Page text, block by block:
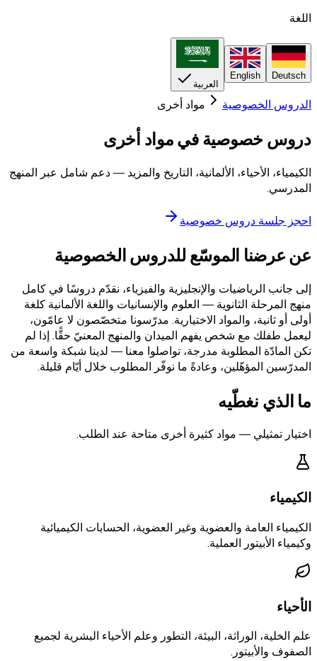
اللغة
Deutsch
English
العربية
الدروس الخصوصية مواد أخرى
دروس خصوصية في مواد أخرى
الكيمياء، الأحياء، الألمانية، التاريخ والمزيد — دعم شامل عبر المنهج
المدرسي.
احجز جلسة دروس خصوصية
عن عرضنا الموسّع للدروس الخصوصية
إلى جانب الرياضيات والإنجليزية والفيزياء، نقدّم دروسًا في كامل
منهج المرحلة الثانوية — العلوم والإنسانيات واللغة الألمانية كلغة
أولى أو ثانية، والمواد الاختيارية. مدرّسونا متخصّصون لا عامّون،
ليعمل طفلك مع شخص يفهم الميدان والمنهج المعنيّ حقًّا. إذا لم
تكن المادّة المطلوبة مدرجة، تواصلوا معنا — لدينا شبكة واسعة من
المدرّسين المؤهّلين، وعادةً ما نوفّر المطلوب خلال أيّام قليلة.
ما الذي نغطّيه
اختيار تمثيلي — مواد كثيرة أخرى متاحة عند الطلب.
الكيمياء
الكيمياء العامة والعضوية وغير العضوية، الحسابات الكيميائية
وكيمياء الأبيتور العملية.
الأحياء
علم الخلية، الوراثة، البيئة، التطور وعلم الأحياء البشرية لجميع
الصفوف والأبيتور.